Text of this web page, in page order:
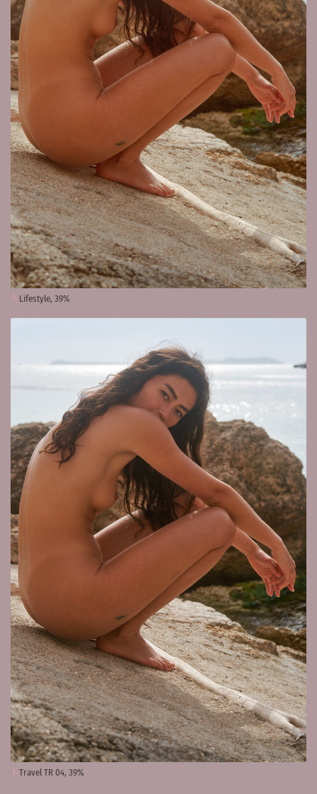
Lifestyle, 39%
Travel TR 04, 39%